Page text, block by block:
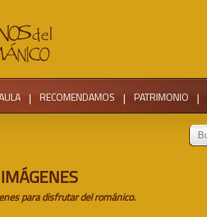
| RECOMENDAMOS | PATRIMONIO |
para disfrutar del románico.